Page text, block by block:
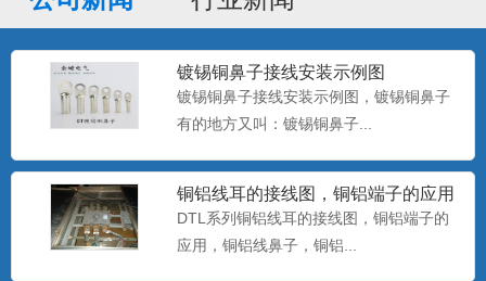
镀锡铜鼻子接线安装示例图
镀锡铜鼻子接线安装示例图，镀锡铜鼻子
有的地方又叫：镀锡铜鼻子...
铜铝线耳的接线图，铜铝端子的应用
DTL系列铜铝线耳的接线图，铜铝端子的
应用，铜铝线鼻子，铜铝...
金蟾电气供应：OT开口铜鼻子，开口线鼻
子，开口铜端子，开口接...
双孔铜鼻子 双孔铜线鼻子尺寸
金蟾电气15355773736，提供：双孔铜鼻
子，双孔铜线鼻...